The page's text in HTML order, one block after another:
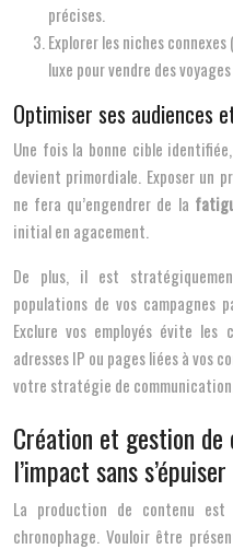
précises.
Explorer les niches
luxe pour vendre des
Optimiser ses audiences
Une fois la bonne cible
devient primordiale. Exposer un
ne fera qu’engendrer de la
initial en agacement.
De plus, il est
populations de vos campagnes
Exclure vos employés évite
adresses IP ou pages liées à vos
votre stratégie de communication.
Création et gestion
l’impact sans s’épuiser
La production de contenu
chronophage. Vouloir être